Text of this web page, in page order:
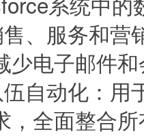
、服务和营
少电子邮件
自动化：用
，全面整合